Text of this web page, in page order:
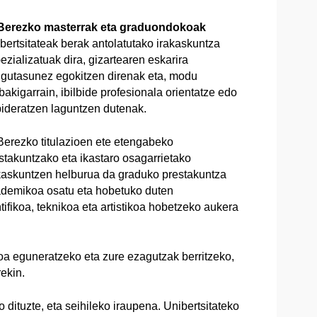
masterrak eta graduondokoak
berak antolatutako irakaskuntza
dira, gizartearen eskarira
egokitzen direnak eta, modu
ibilbide profesionala orientatze edo
laguntzen dutenak.
titulazioen ete etengabeko
eta ikastaro osagarrietako
helburua da graduko prestakuntza
osatu eta hobetuko duten
teknikoa eta artistikoa hobetzeko aukera
eguneratzeko eta zure ezagutzak berritzeko,
dituzte, eta seihileko iraupena. Unibertsitateko